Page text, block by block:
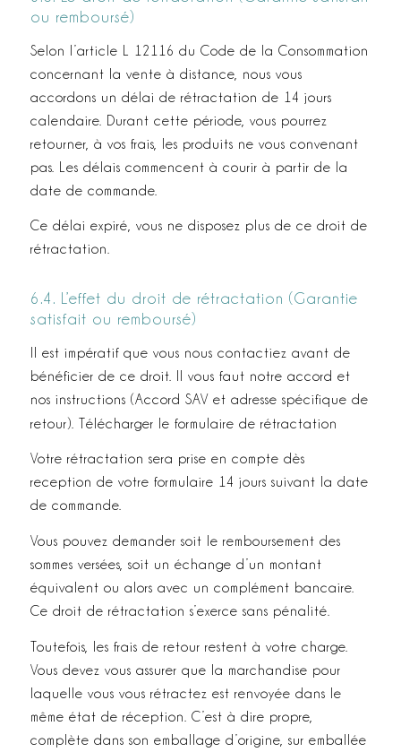
ou remboursé)
Selon l’article L 121­16 du Code de la Consommation
concernant la vente à distance, nous vous
accordons un délai de rétractation de 14 jours
calendaire. Durant cette période, vous pourrez
retourner, à vos frais, les produits ne vous convenant
pas. Les délais commencent à courir à partir de la
date de commande.
Ce délai expiré, vous ne disposez plus de ce droit de
rétractation.
6.4. L’effet du droit de rétractation (Garantie
satisfait ou remboursé)
Il est impératif que vous nous contactiez avant de
bénéficier de ce droit. Il vous faut notre accord et
nos instructions (Accord SAV et adresse spécifique de
retour).
Télécharger le formulaire de rétractation
Votre rétractation sera prise en compte dès
reception de votre formulaire 14 jours suivant la date
de commande.
Vous pouvez demander soit le remboursement des
sommes versées, soit un échange d’un montant
équivalent ou alors avec un complément bancaire.
Ce droit de rétractation s’exerce sans pénalité.
Toutefois, les frais de retour restent à votre charge.
Vous devez vous assurer que la marchandise pour
laquelle vous vous rétractez est renvoyée dans le
même état de réception. C’est à dire propre,
complète dans son emballage d’origine, sur emballée